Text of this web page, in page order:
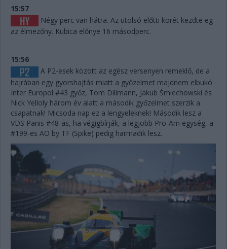
15:57
Négy perc van hátra. Az utolsó előtti körét kezdte eg
az élmezőny. Kubica előnye 16 másodperc.
15:56
A P2-esek között az egész versenyen remeklő, de a
hajrában egy gyorshajtás miatt a győzelmet majdnem elbukó
Inter Europol #43 győz, Tom Dillmann, Jakub Śmiechowski és
Nick Yelloly három év alatt a második győzelmet szerzik a
csapatnak! Micsoda nap ez a lengyeleknek! Második lesz a
VDS Panis #48-as, ha végigbírják, a legjobb Pro-Am egység, a
#199-es AO by TF (Spike) pedig harmadik lesz.